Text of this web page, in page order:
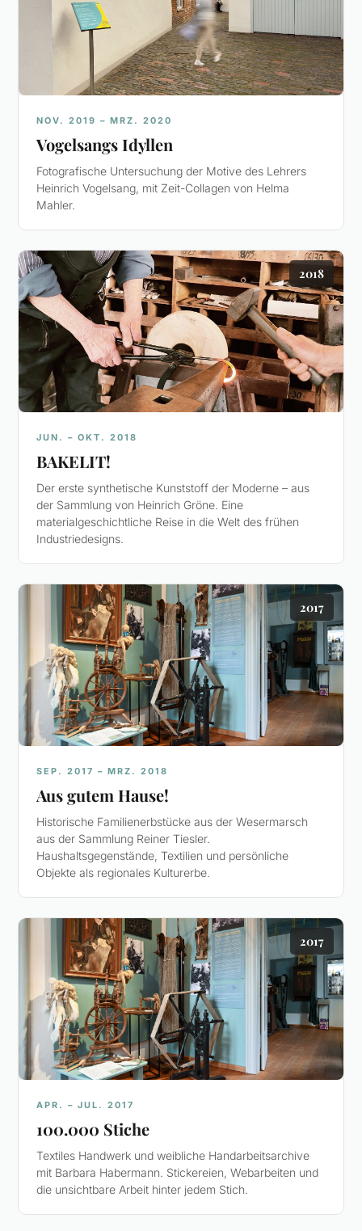
NOV. 2019 – MRZ. 2020
Vogelsangs Idyllen
Fotografische Untersuchung der Motive des Lehrers
Heinrich Vogelsang, mit Zeit-Collagen von Helma
Mahler.
2018
JUN. – OKT. 2018
BAKELIT!
Der erste synthetische Kunststoff der Moderne – aus
der Sammlung von Heinrich Gröne. Eine
materialgeschichtliche Reise in die Welt des frühen
Industriedesigns.
2017
SEP. 2017 – MRZ. 2018
Aus gutem Hause!
Historische Familienerbstücke aus der Wesermarsch
aus der Sammlung Reiner Tiesler.
Haushaltsgegenstände, Textilien und persönliche
Objekte als regionales Kulturerbe.
2017
APR. – JUL. 2017
100.000 Stiche
Textiles Handwerk und weibliche Handarbeitsarchive
mit Barbara Habermann. Stickereien, Webarbeiten und
die unsichtbare Arbeit hinter jedem Stich.